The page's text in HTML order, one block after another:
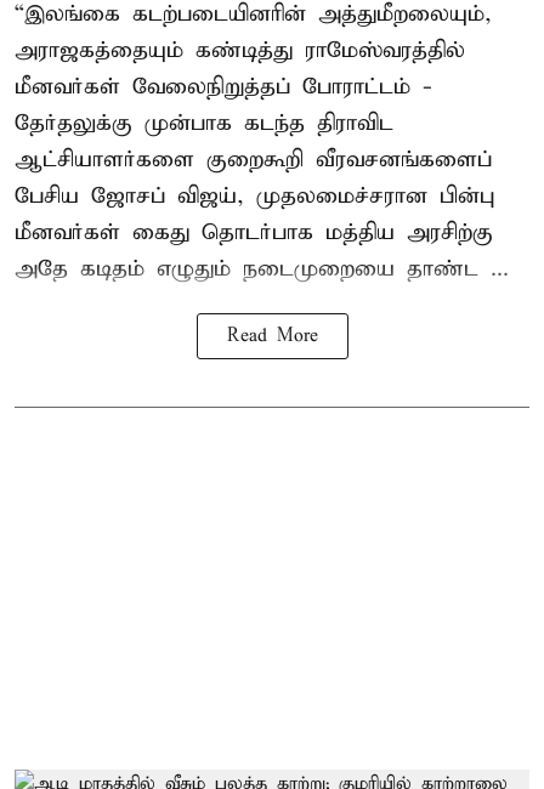
“இலங்கை கடற்படையினரின் அத்துமீறலையும்,
அராஜகத்தையும் கண்டித்து ராமேஸ்வரத்தில்
மீனவர்கள் வேலைநிறுத்தப் போராட்டம் -
தேர்தலுக்கு முன்பாக கடந்த திராவிட
ஆட்சியாளர்களை குறைகூறி வீரவசனங்களைப்
பேசிய ஜோசப் விஜய், முதலமைச்சரான பின்பு
மீனவர்கள் கைது தொடர்பாக மத்திய அரசிற்கு
அதே கடிதம் எழுதும் நடைமுறையை தாண்ட ...
Read More